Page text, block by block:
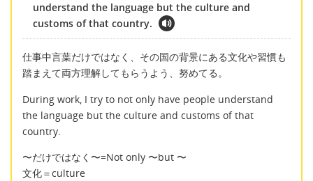
understand the language but the culture and
customs of that country.
仕事中言葉だけではなく、その国の背景にある文化や習慣も
踏まえて両方理解してもらうよう、努めてる。
During work, I try to not only have people understand
the language but the culture and customs of that
country.
〜だけではなく〜=Not only 〜but 〜
文化＝culture